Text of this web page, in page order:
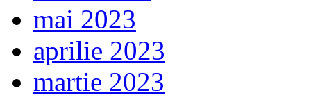
mai 2023
aprilie 2023
martie 2023